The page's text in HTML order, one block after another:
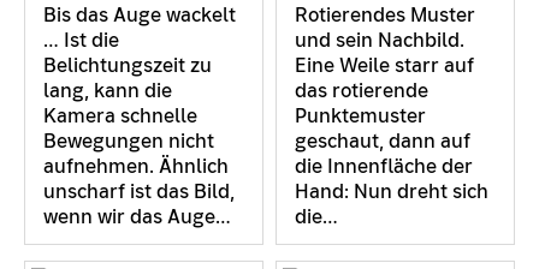
Bis das Auge wackelt
… Ist die
Belichtungszeit zu
lang, kann die
Kamera schnelle
Bewegungen nicht
aufnehmen. Ähnlich
unscharf ist das Bild,
wenn wir das Auge…
Rotierendes Muster
und sein Nachbild.
Eine Weile starr auf
das rotierende
Punktemuster
geschaut, dann auf
die Innenfläche der
Hand: Nun dreht sich
die…